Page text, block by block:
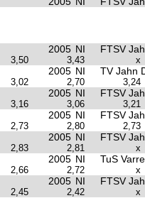
2005 NI FTSV
3,50 3,43 x
2005 NI TV Jahn
3,02 2,70 3,24
2005 NI FTSV
3,16 3,06 3,21
2005 NI FTSV
2,73 2,80 2,73
2005 NI FTSV
2,83 2,81 x
2005 NI TuS
2,66 2,72 x
2005 NI FTSV
2,45 2,42 x